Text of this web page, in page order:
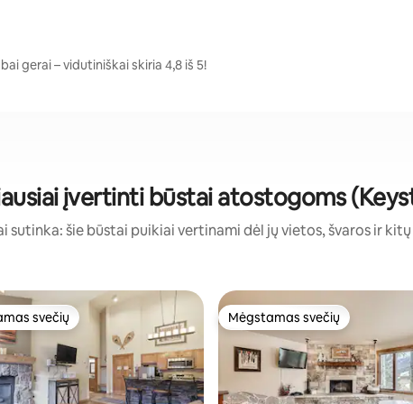
gerai – vidutiniškai skiria 4,8 iš 5!
įvertinti būstai atostogoms
sutinka: šie būstai puikiai vertinami dėl jų vietos, švaros ir
svečių
svečių Mėgstamas svečių
Mėgstamas svečių